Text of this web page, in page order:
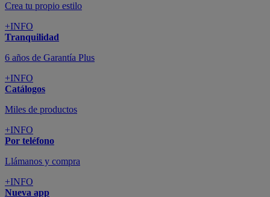
Crea tu propio estilo
+INFO
Tranquilidad
6 años de Garantía Plus
+INFO
Catálogos
Miles de productos
+INFO
Por teléfono
Llámanos y compra
+INFO
Nueva app